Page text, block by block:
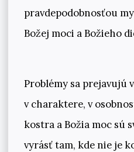
pravdepodobnosťou
Božej moci a Božieho
Problémy sa prejavujú
v charaktere, v
kostra a Božia moc sú
vyrásť tam, kde nie je